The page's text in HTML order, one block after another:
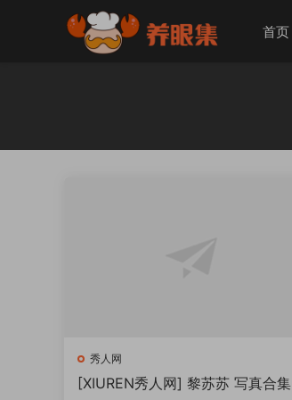
首页
秀人网
[XIUREN秀人网] 黎苏苏 写真合集